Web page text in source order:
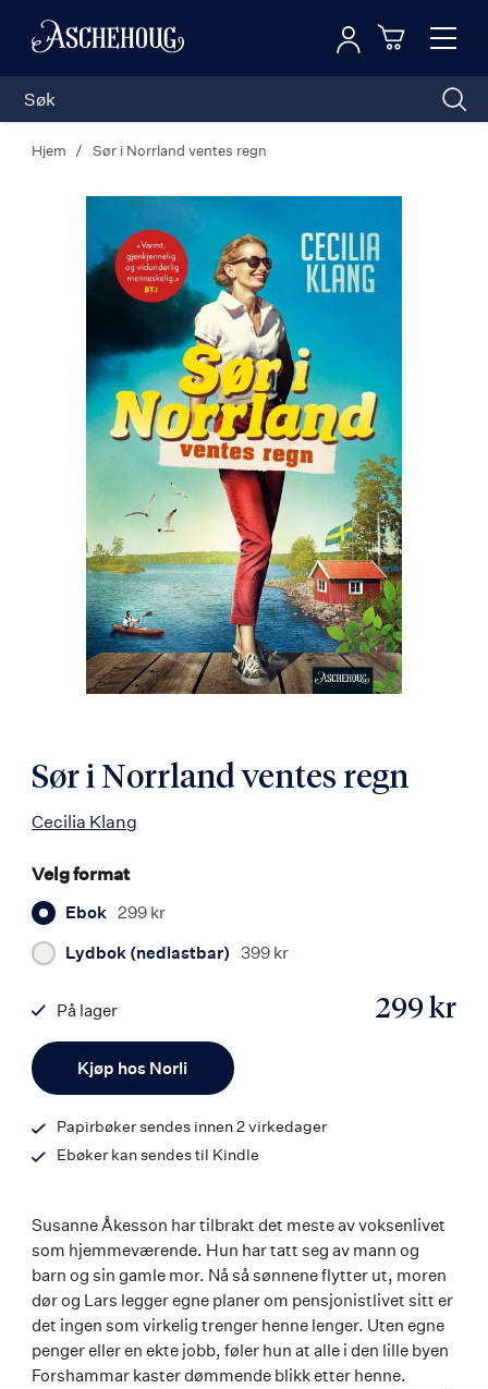
Toggle
Logg inn
Hjem Sør i Norrland ventes regn
Sør i Norrland ventes regn
Cecilia Klang
Velg format
Ebok 299 kr
Lydbok (nedlastbar) 399 kr
Kjøp hos Norli
299 kr
På lager
9788203454424
Papirbøker sendes innen 2 virkedager
Ebøker kan sendes til Kindle
Susanne Åkesson har tilbrakt det meste av voksenlivet
som hjemmeværende. Hun har tatt seg av mann og
barn og sin gamle mor. Nå så sønnene flytter ut, moren
dør og Lars legger egne planer om pensjonistlivet sitt er
det ingen som virkelig trenger henne lenger. Uten egne
penger eller en ekte jobb, føler hun at alle i den lille byen
Forshammar kaster dømmende blikk etter henne.